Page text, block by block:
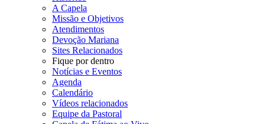
A Capela
Missão e Objetivos
Atendimentos
Devoção Mariana
Sites Relacionados
Fique por dentro
Notícias e Eventos
Agenda
Calendário
Vídeos relacionados
Equipe da Pastoral